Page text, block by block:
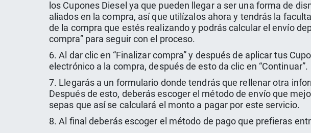
los Cupones Diesel ya que pueden llegar a ser una forma de
aliados en la compra, así que utilízalos ahora y tendrás la
de la compra que estés realizando y podrás calcular el envío
compra” para seguir con el proceso.
6. Al dar clic en “Finalizar compra” y después de aplicar tus
electrónico a la compra, después de esto da clic en “Continuar”.
7. Llegarás a un formulario donde tendrás que rellenar otra
Después de esto, deberás escoger el método de envío que
sepas que así se calculará el monto a pagar por este servicio.
8. Al final deberás escoger el método de pago que prefieras